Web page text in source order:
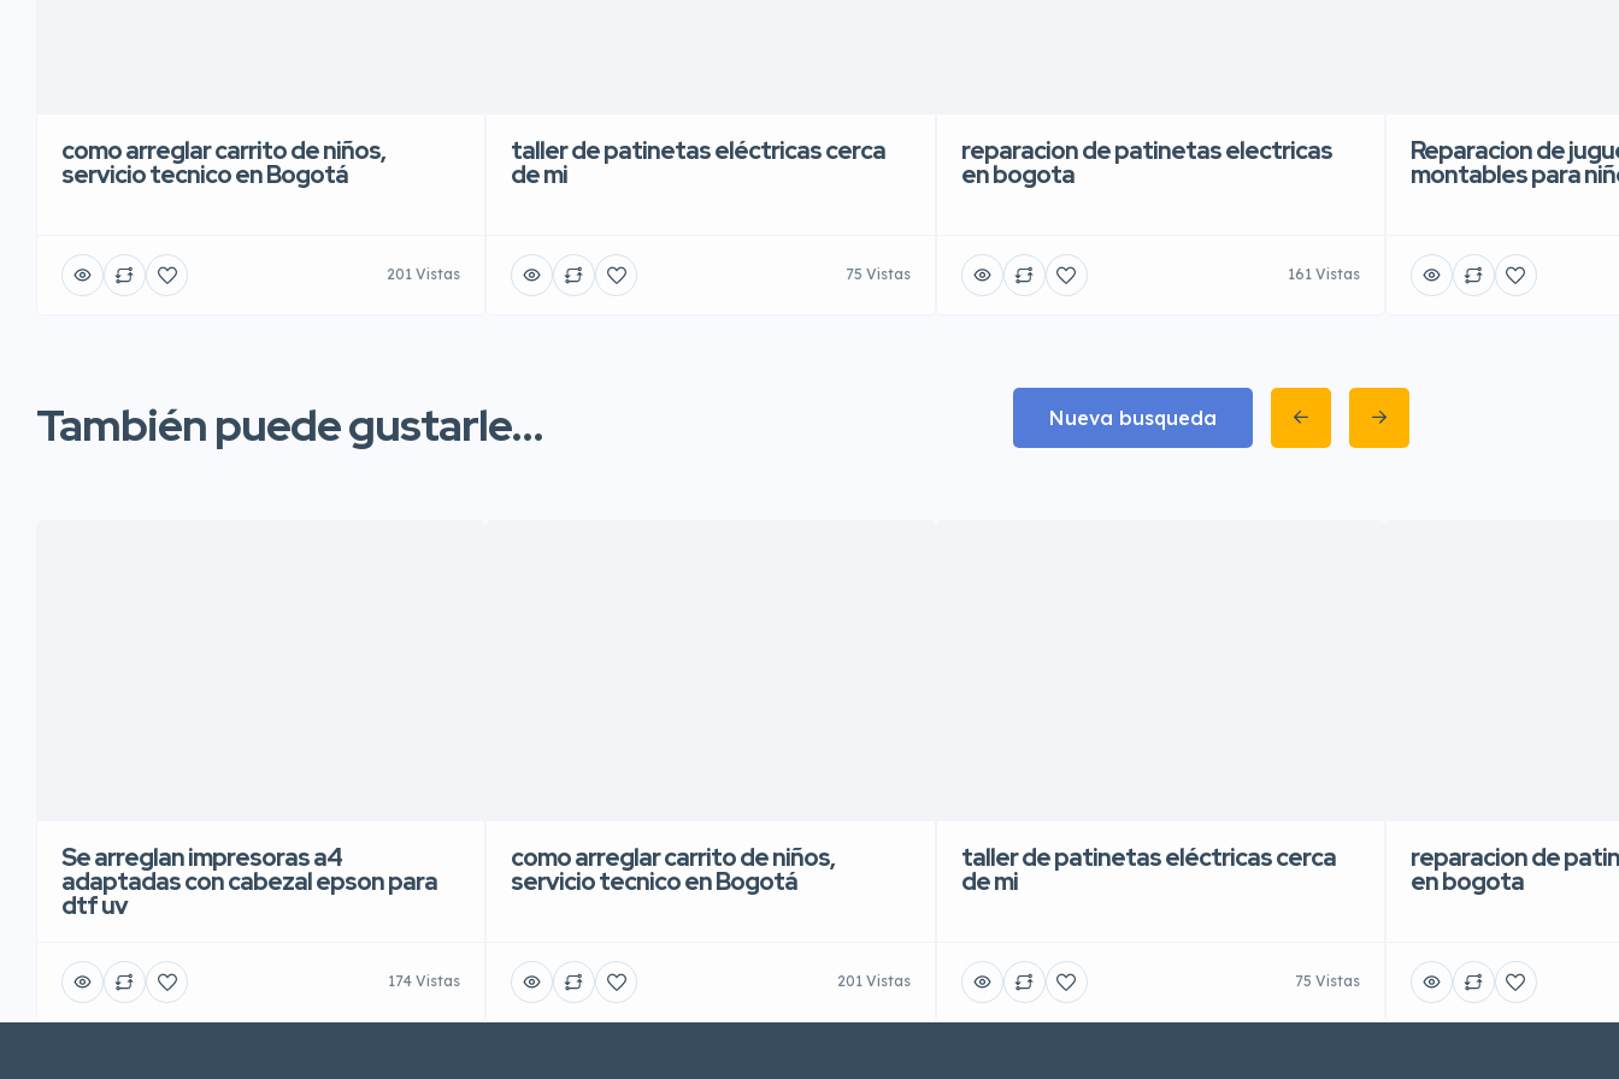
como arreglar carrito de niños,
servicio tecnico en Bogotá
201 Vistas
taller de patinetas eléctricas cerca
de mi
75 Vistas
reparacion de patinetas electricas
en bogota
161 Vistas
Reparacion de
montables para
También puede gustarle... Nueva busqueda
Se arreglan impresoras a4
adaptadas con cabezal epson para
dtf uv
174 Vistas
como arreglar carrito de niños,
servicio tecnico en Bogotá
201 Vistas
taller de patinetas eléctricas cerca
de mi
75 Vistas
reparacion de
en bogota